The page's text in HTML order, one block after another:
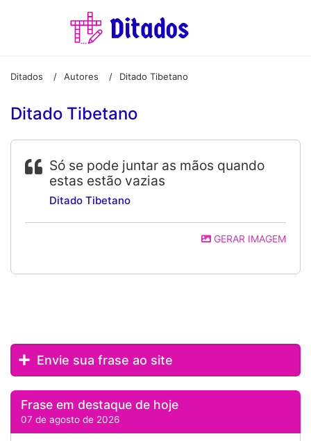
Ditados / Autores / Ditado Tibetano
Ditado Tibetano
Só se pode juntar as mãos quando
estas estão vazias
Ditado Tibetano
GERAR IMAGEM
Envie sua frase ao site
Frase em destaque de hoje
07 de agosto de 2026